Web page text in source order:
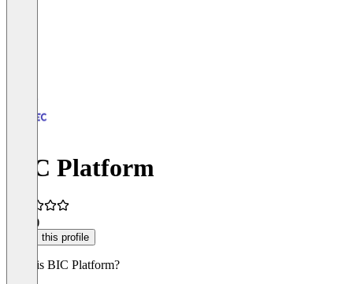
BIC Platform
(2)
Claim this profile
What is BIC Platform?